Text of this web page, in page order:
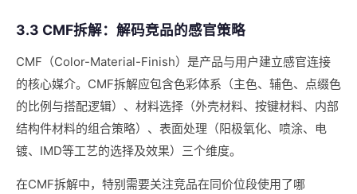
3.3 CMF拆解：解码竞品的感官策略
CMF（Color-Material-Finish）是产品与用户建立感官连接
的核心媒介。CMF拆解应包含色彩体系（主色、辅色、点缀色
的比例与搭配逻辑）、材料选择（外壳材料、按键材料、内部
结构件材料的组合策略）、表面处理（阳极氧化、喷涂、电
镀、IMD等工艺的选择及效果）三个维度。
在CMF拆解中，特别需要关注竞品在同价位段使用了哪